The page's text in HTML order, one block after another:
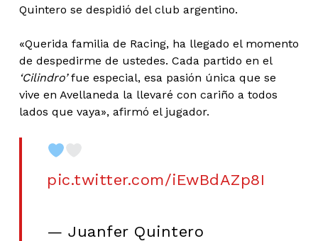
Quintero se despidió del club argentino.
«Querida familia de Racing, ha llegado el momento
de despedirme de ustedes. Cada partido en el
‘Cilindro’fue especial, esa pasión única que se
vive en Avellaneda la llevaré con cariño a todos
lados que vaya», afirmó el jugador.
pic.twitter.com/iEwBdAZp8I
— Juanfer Quintero